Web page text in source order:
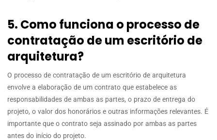
5. Como funciona o processo de
contratação de um escritório de
arquitetura?
O processo de contratação de um escritório de arquitetura
envolve a elaboração de um contrato que estabelece as
responsabilidades de ambas as partes, o prazo de entrega do
projeto, o valor dos honorários e outras informações relevantes. É
importante que o contrato seja assinado por ambas as partes
antes do início do projeto.